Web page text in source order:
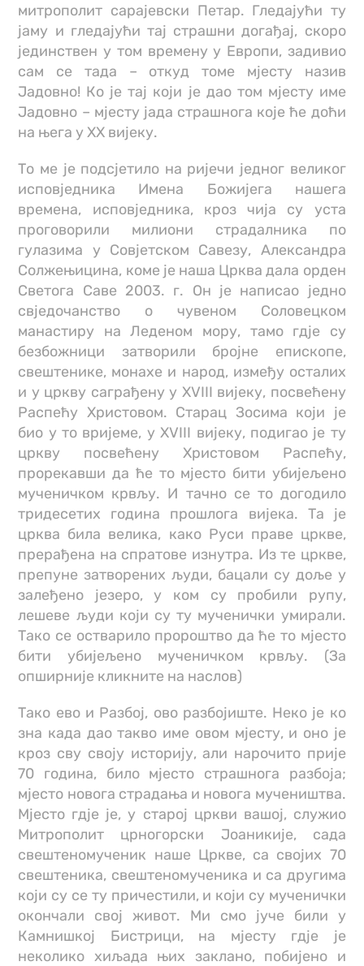
митрополит сарајевски Петар. Гледајући ту
јаму и гледајући тај страшни догађај, скоро
јединствен у том времену у Европи, задивио
сам се тада – откуд томе мјесту назив
Јадовно! Ко је тај који је дао том мјесту име
Јадовно – мјесту јада страшнога које ће доћи
на њега у XX вијеку.
То ме је подсјетило на ријечи једног великог
исповједника Имена Божијега нашега
времена, исповједника, кроз чија су уста
проговорили милиони страдалника по
гулазима у Совјетском Савезу, Александра
Солжењицина, коме је наша Црква дала орден
Светога Саве 2003. г. Он је написао једно
свједочанство о чувеном Соловецком
манастиру на Леденом мору, тамо гдје су
безбожници затворили бројне епископе,
свештенике, монахе и народ, између осталих
и у цркву саграђену у XVIII вијеку, посвећену
Распећу Христовом. Старац Зосима који је
био у то вријеме, у XVIII вијеку, подигао је ту
цркву посвећену Христовом Распећу,
прорекавши да ће то мјесто бити убијељено
мученичком крвљу. И тачно се то догодило
тридесетих година прошлога вијека. Та је
црква била велика, како Руси праве цркве,
прерађена на спратове изнутра. Из те цркве,
препуне затворених људи, бацали су доље у
залеђено језеро, у ком су пробили рупу,
лешеве људи који су ту мученички умирали.
Тако се остварило пророштво да ће то мјесто
бити убијељено мученичком крвљу. (За
опширније кликните на наслов)
Тако ево и Разбој, ово разбојиште. Неко је ко
зна када дао такво име овом мјесту, и оно је
кроз сву своју историју, али нарочито прије
70 година, било мјесто страшнога разбоја;
мјесто новога страдања и новога мучеништва.
Мјесто гдје је, у старој цркви вашој, служио
Митрополит црногорски Јоаникије, сада
свештеномученик наше Цркве, са својих 70
свештеника, свештеномученика и са другима
који су се ту причестили, и који су мученички
окончали свој живот. Ми смо јуче били у
Камнишкој Бистрици, на мјесту гдје је
неколико хиљада њих заклано, побијено и